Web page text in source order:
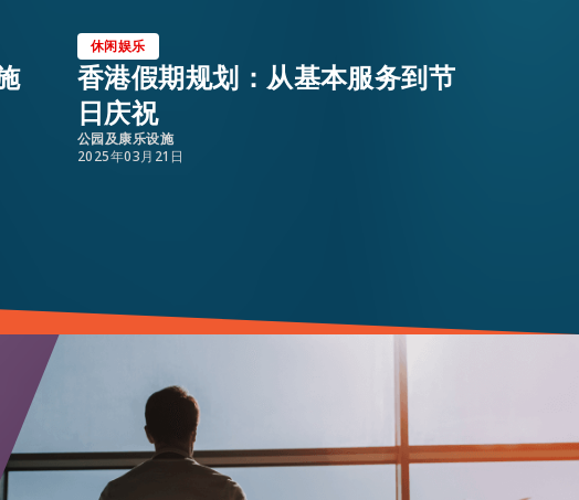
休闲娱乐
香港假期规划：从基本服务到节
日庆祝
公园及康乐设施
2025年03月21日